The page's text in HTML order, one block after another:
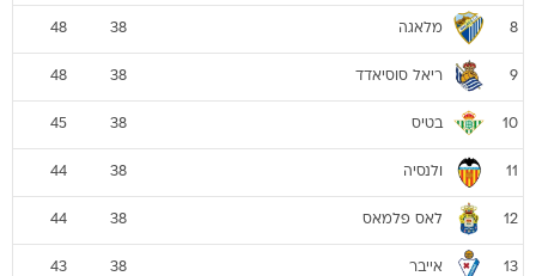
8 מלאגה 38
48
9 ריאל סוסיאדד 38
48
10 בטיס 38
45
11 ולנסיה 38
44
12 לאס פלמאס 38
44
13 אייבר 38
43